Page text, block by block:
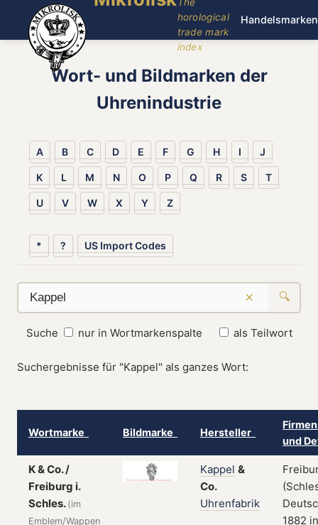
horological
trade mark
index
Handelsmarken
Wort- und Bildmarken der
Uhrenindustrie
A B C D E F G H I J
K L M N O P Q R S T
U V W X Y Z
* ? US Import Codes
× 🔍
Suche nur in Wortmarkenspalte als Teilwort
Suchergebnisse für "Kappel" als ganzes Wort:
Wortmarke Bildmarke Hersteller
und
K & Co. /
Freiburg i.
Schles. (im
Emblem/Wappen
Kappel &
Co.
Uhrenfabrik
1882